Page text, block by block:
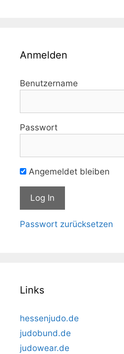
Anmelden
Benutzername
Passwort
Angemeldet bleiben
Passwort zurücksetzen
Links
hessenjudo.de
judobund.de
judowear.de